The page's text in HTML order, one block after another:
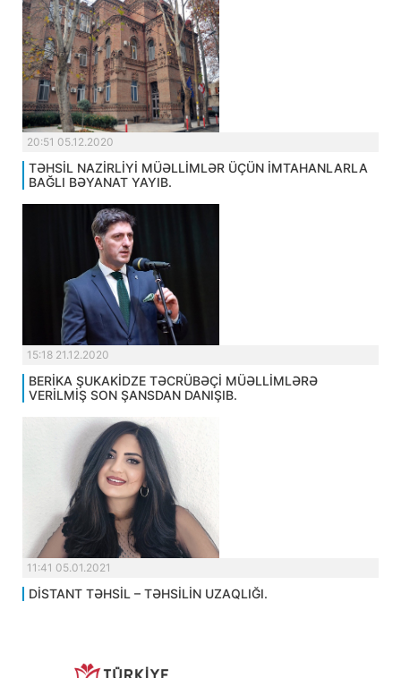
20:51 05.12.2020
TƏHSİL NAZİRLİYİ MÜƏLLİMLƏR ÜÇÜN İMTAHANLARLA
BAĞLI BƏYANAT YAYIB.
15:18 21.12.2020
BERİKA ŞUKAKİDZE TƏCRÜBƏÇİ MÜƏLLİMLƏRƏ
VERİLMİŞ SON ŞANSDAN DANIŞIB.
11:41 05.01.2021
DİSTANT TƏHSİL – TƏHSİLİN UZAQLIĞI.